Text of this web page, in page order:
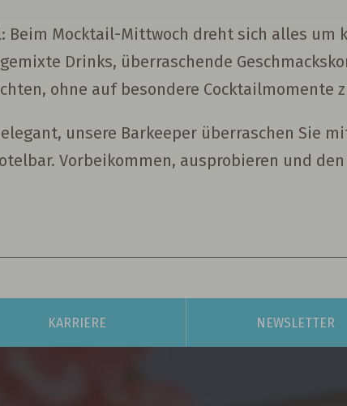
Beim Mocktail-Mittwoch dreht sich alles
Drinks, überraschende
ohne auf besondere Cocktailmomente
unsere Barkeeper überraschen Sie
Vorbeikommen, ausprobieren und
KARRIERE NEWSLETTER